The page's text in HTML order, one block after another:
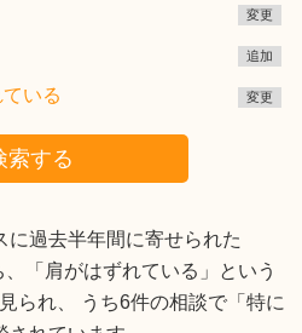
変更
追加
いる 変更
索する
過去半年間に寄せられた
「肩がはずれている」という
られ、 うち6件の相談で「特に